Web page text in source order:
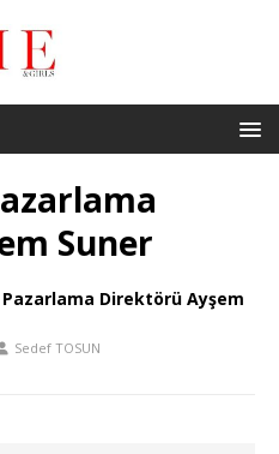
Suner
Pazarlama Direktörü Ayşem
Sedef TOSUN